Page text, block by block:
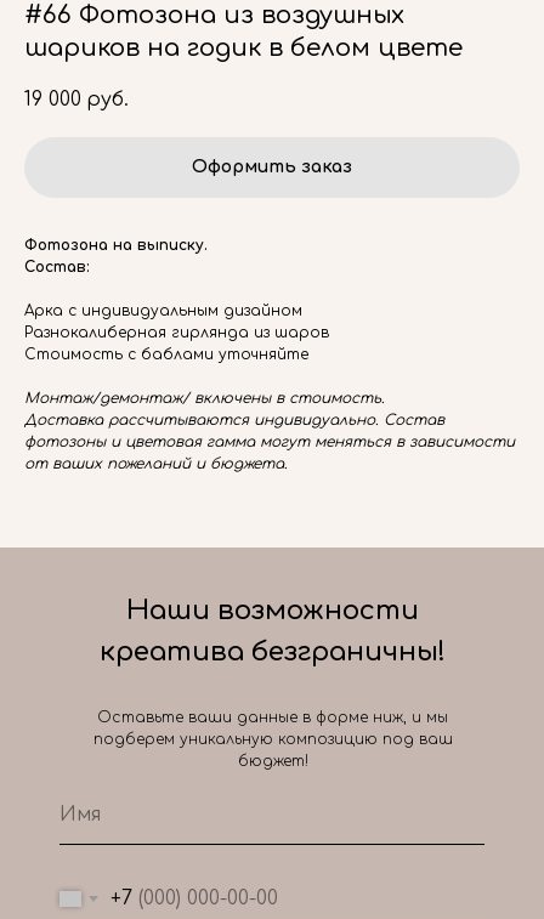
#66 Фотозона из воздушных
шариков на годик в белом цвете
19 000 руб.
Оформить заказ
Фотозона на выписку.
Состав:
Арка с индивидуальным дизайном
Разнокалиберная гирлянда из шаров
Стоимость с баблами уточняйте
Монтаж/демонтаж/ включены в стоимость.
Доставка рассчитываются индивидуально. Состав
фотозоны и цветовая гамма могут меняться в зависимости
от ваших пожеланий и бюджета.
+7
Наши возможности
креатива безграничны!
Оставьте ваши данные в форме ниж, и мы
подберем уникальную композицию под ваш
бюджет!